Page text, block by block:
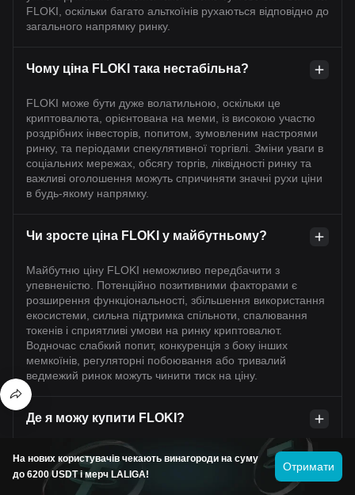
FLOKI, оскільки багато альткоїнів рухаються відповідно до
загального напрямку ринку.
Чому ціна FLOKI така нестабільна?
FLOKI може бути дуже волатильною, оскільки це
криптовалюта, орієнтована на меми, із високою участю
роздрібних інвесторів, попитом, зумовленим настроями
ринку, та періодами спекулятивної торгівлі. Зміни уваги в
соціальних мережах, обсягу торгів, ліквідності ринку та
важливі оголошення можуть спричиняти значні рухи ціни
в будь-якому напрямку.
Чи зросте ціна FLOKI у майбутньому?
Майбутню ціну FLOKI неможливо передбачити з
упевненістю. Потенційно позитивними факторами є
розширення функціональності, збільшення використання
екосистеми, сильна підтримка спільноти, спалювання
токенів і сприятливі умови на ринку криптовалют.
Водночас слабкий попит, конкуренція з боку інших
мемкоїнів, регуляторні побоювання або тривалий
ведмежий ринок можуть чинити тиск на ціну.
Де я можу купити FLOKI?
FLOKI може бути доступний на підтримуваних торгових
платформах, зокрема на біржі Bitget, залежно від регіону
користувача та поточних лістингів платформи. Перед
На нових користувачів чекають винагороди на суму
до 6200 USDT і мерч LALIGA!
Отримати